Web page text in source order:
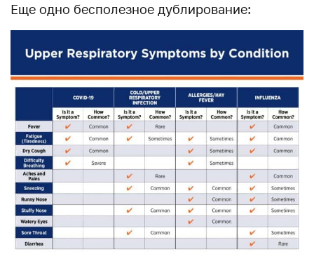
Еще одно бесполезное дублирование: